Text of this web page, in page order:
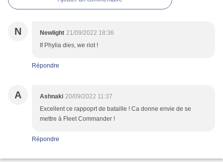
N Newlight 21/09/2022 18:36
If Phylia dies, we riot !
Répondre
A Ashnaki 20/09/2022 11:37
Excellent ce rappoprt de bataille ! Ca donne envie de se
mettre à Fleet Commander !
Répondre